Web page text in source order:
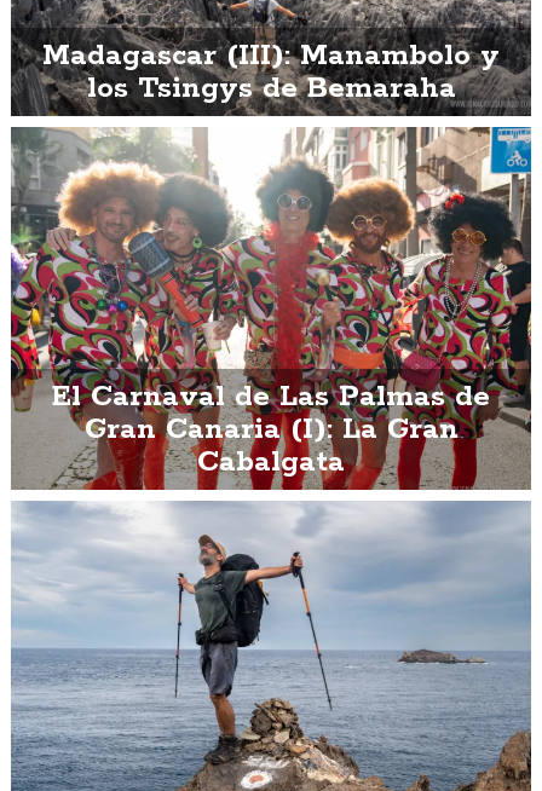
Madagascar (III): Manambolo y
los Tsingys de Bemaraha
El Carnaval de Las Palmas de
Gran Canaria (I): La Gran
Cabalgata